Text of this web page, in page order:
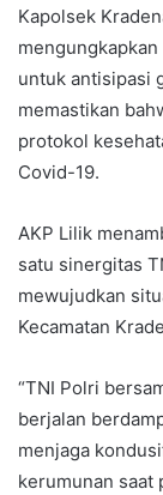
Kapolsek
untuk antisipasi
memastikan
protokol
Covid-19.
AKP Lilik
satu sinergitas
mewujudkan
Kecamatan
“TNI Polri
berjalan
menjaga
kerumunan saat